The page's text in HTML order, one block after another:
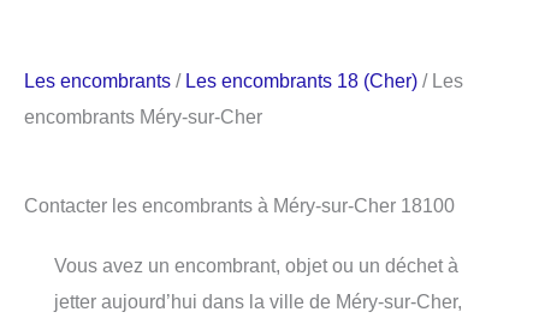
Les encombrants / Les encombrants 18 (Cher) / Les
encombrants Méry-sur-Cher
Contacter les encombrants à Méry-sur-Cher 18100
Vous avez un encombrant, objet ou un déchet à
jetter aujourd’hui dans la ville de Méry-sur-Cher,